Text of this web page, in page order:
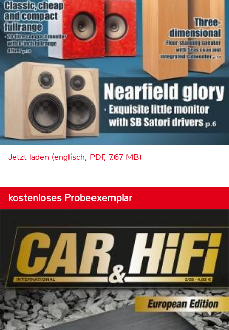
Jetzt laden (englisch, PDF, 7.67 MB)
kostenloses Probeexemplar